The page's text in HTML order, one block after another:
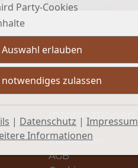
Informationen
Impressum
AGB
Party-Cookies
| Datenschutz | Impressum
Informationen